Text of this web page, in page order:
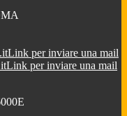
Link per inviare una mail
Link per inviare una mail